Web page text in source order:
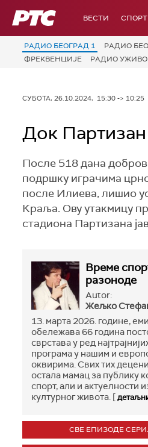
РТС ВЕСТИ СПОРТ
РАДИО БЕОГРАД 1 РАДИО
ФРЕКВЕНЦИЈЕ
РАДИО УЖИВО
СУБОТА, 26.10.2024, 15:30 -> 10:25
Док Партизан
После 518 дана
подршку играчима
после Илиева, лишио
Краља. Ову утакмицу
стадиона Партизана
Време
разоноде
Autor:
Жељко
13. марта 2026. године,
обележава 66 година
сврстава у ред
програма у нашим и
оквирима. Свих тих
остала мамац за публику
спорт, али и актуелности
културног живота. [
СВЕ ЕПИЗОДЕ